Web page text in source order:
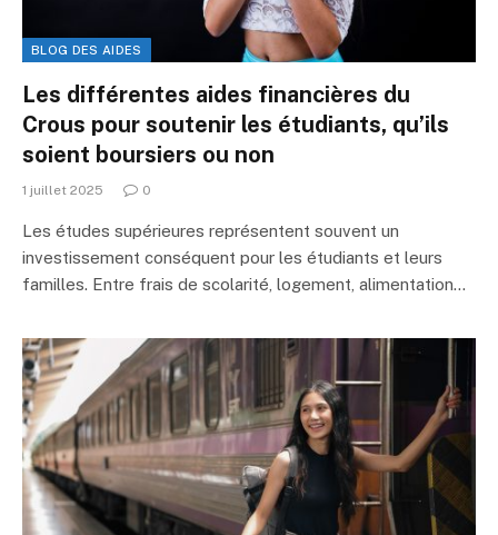
BLOG DES AIDES
Les différentes aides financières du
Crous pour soutenir les étudiants, qu’ils
soient boursiers ou non
1 juillet 2025 0
Les études supérieures représentent souvent un
investissement conséquent pour les étudiants et leurs
familles. Entre frais de scolarité, logement, alimentation…